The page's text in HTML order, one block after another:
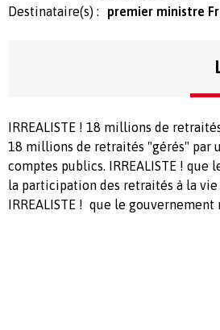
Destinataire(s) :
premier ministre
IRREALISTE ! 18 millions de
18 millions de retraités "gérés" par
comptes publics. IRREALISTE !
la participation des retraités à la vie
IRREALISTE ! que le